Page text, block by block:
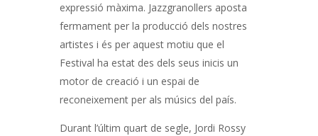
expressió màxima. Jazzgranollers aposta
fermament per la producció dels nostres
artistes i és per aquest motiu que el
Festival ha estat des dels seus inicis un
motor de creació i un espai de
reconeixement per als músics del país.
Durant l’últim quart de segle, Jordi Rossy